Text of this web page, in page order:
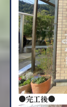
●完工後●